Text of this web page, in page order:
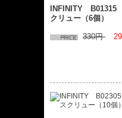
INFINITY B01315
クリュー（6個）
330円